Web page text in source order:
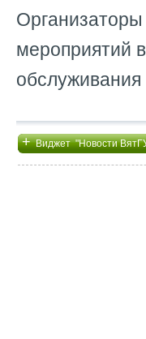
мероприятий в
+Виджет "Новости